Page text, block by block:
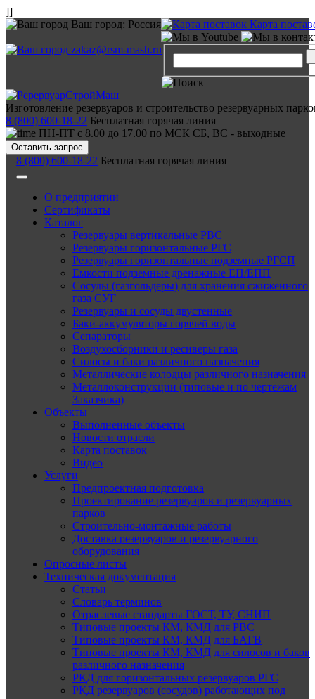
]]
Ваш город: Россия Карта
zakaz@rsm-mash.ru
Изготовление резервуаров и строительство резервуарных
8 (800) 600-18-22 Бесплатная горячая линия
ПН-ПТ с 8.00 до 17.00 по МСК СБ, ВС - выходные
Оставить запрос
8 (800) 600-18-22 Бесплатная горячая линия
О предприятии
Сертификаты
Каталог
Резервуары вертикальные РВС
Резервуары горизонтальные РГС
Резервуары горизонтальные подземные РГСП
Емкости подземные дренажные ЕП/ЕПП
Сосуды (газгольдеры) для хранения сжиженного
газа СУГ
Резервуары и сосуды двустенные
Баки-аккумуляторы горячей воды
Сепараторы
Воздухосборники и ресиверы газа
Силосы и баки различного назначения
Металлические колодцы различного назначения
Металлоконструкции (типовые и по чертежам
Заказчика)
Объекты
Выполненные объекты
Новости отрасли
Карта поставок
Видео
Услуги
Предпроектная подготовка
Проектирование резервуаров и резервуарных
парков
Строительно-монтажные работы
Доставка резервуаров и резервуарного
оборудования
Опросные листы
Техническая документация
Статьи
Словарь терминов
Отраслевые стандарты ГОСТ, ТУ, СНИП
Типовые проекты КМ, КМД для РВС
Типовые проекты КМ, КМД для БАГВ
Типовые проекты КМ, КМД для силосов и баков
различного назначения
РКД для горизонтальных резервуаров РГС
РКД резервуаров (сосудов) работающих под